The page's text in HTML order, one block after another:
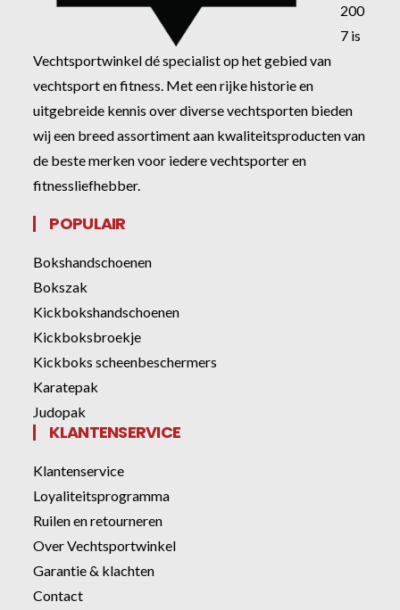
200
7 is
Vechtsportwinkel dé specialist op het gebied van
vechtsport en fitness. Met een rijke historie en
uitgebreide kennis over diverse vechtsporten bieden
wij een breed assortiment aan kwaliteitsproducten van
de beste merken voor iedere vechtsporter en
fitnessliefhebber.
POPULAIR
Bokshandschoenen
Bokszak
Kickbokshandschoenen
Kickboksbroekje
Kickboks scheenbeschermers
Karatepak
Judopak
KLANTENSERVICE
Klantenservice
Loyaliteitsprogramma
Ruilen en retourneren
Over Vechtsportwinkel
Garantie & klachten
Contact